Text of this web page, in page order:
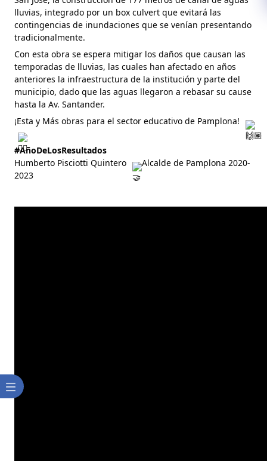
lluvias, integrado por un box culvert que evitará las
contingencias de inundaciones que se venían presentando
tradicionalmente.
Con esta obra se espera mitigar los daños que causan las
temporadas de lluvias, las cuales han afectado en años
anteriores la infraestructura de la institución y parte del
municipio, dado que las aguas llegaron a rebasar su cause
hasta la Av. Santander.
¡Esta y Más obras para el sector educativo de Pamplona!
#AñoDeLosResultados
Humberto Pisciotti Quintero
Alcalde de Pamplona 2020-
2023